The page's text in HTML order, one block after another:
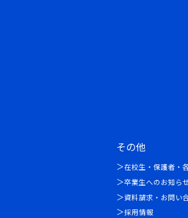
その他
在校生・保護者・
卒業生へのお知ら
資料請求・お問い
採用情報